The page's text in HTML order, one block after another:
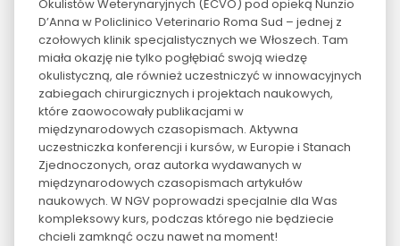
Okulistów Weterynaryjnych (ECVO) pod opieką Nunzio
D’Anna w Policlinico Veterinario Roma Sud – jednej z
czołowych klinik specjalistycznych we Włoszech. Tam
miała okazję nie tylko pogłębiać swoją wiedzę
okulistyczną, ale również uczestniczyć w innowacyjnych
zabiegach chirurgicznych i projektach naukowych,
które zaowocowały publikacjami w
międzynarodowych czasopismach. Aktywna
uczestniczka konferencji i kursów, w Europie i Stanach
Zjednoczonych, oraz autorka wydawanych w
międzynarodowych czasopismach artykułów
naukowych. W NGV poprowadzi specjalnie dla Was
kompleksowy kurs, podczas którego nie będziecie
chcieli zamknąć oczu nawet na moment!